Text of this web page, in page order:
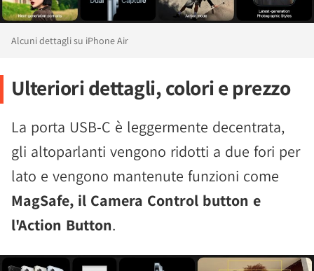
Alcuni dettagli su iPhone Air
Ulteriori dettagli, colori e prezzo
La porta USB-C è leggermente decentrata,
gli altoparlanti vengono ridotti a due fori per
lato e vengono mantenute funzioni come
MagSafe, il Camera Control button e
l'Action Button.